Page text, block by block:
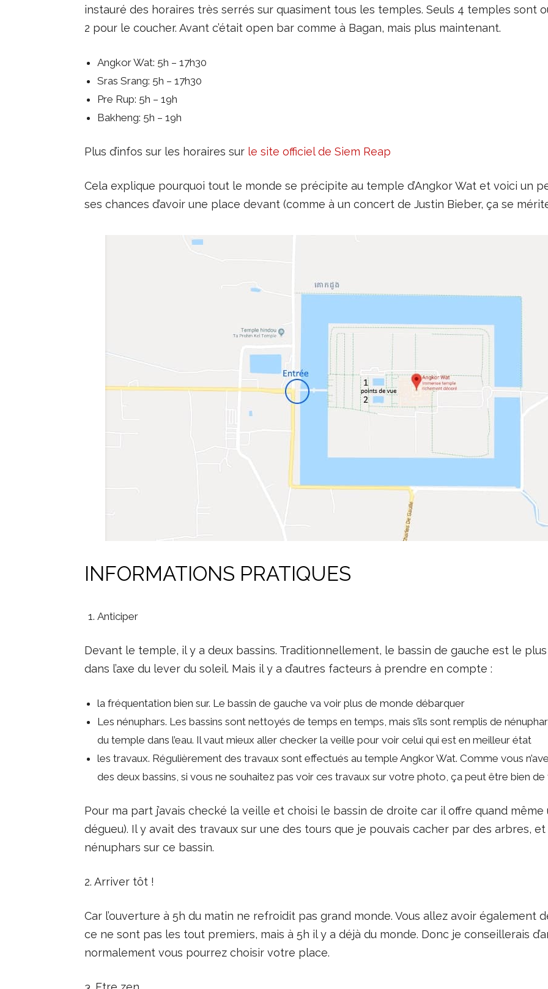
instauré des horaires très serrés sur quasiment tous les temples. Seuls 4 temples sont
2 pour le coucher. Avant c’était open bar comme à Bagan, mais plus maintenant.
Angkor Wat: 5h – 17h30
Sras Srang: 5h – 17h30
Pre Rup: 5h – 19h
Bakheng: 5h – 19h
Plus d’infos sur les horaires sur le site officiel de Siem Reap
Cela explique pourquoi tout le monde se précipite au temple d’Angkor Wat et voici un
ses chances d’avoir une place devant (comme à un concert de Justin Bieber, ça se
INFORMATIONS PRATIQUES
Anticiper
Devant le temple, il y a deux bassins. Traditionnellement, le bassin de gauche est le plus
dans l’axe du lever du soleil. Mais il y a d’autres facteurs à prendre en compte :
la fréquentation bien sur. Le bassin de gauche va voir plus de monde débarquer
Les nénuphars. Les bassins sont nettoyés de temps en temps, mais s’ils sont remplis de
du temple dans l’eau. Il vaut mieux aller checker la veille pour voir celui qui est en meilleur état
les travaux. Régulièrement des travaux sont effectués au temple Angkor Wat. Comme vous
des deux bassins, si vous ne souhaitez pas voir ces travaux sur votre photo, ça peut être bien de
Pour ma part j’avais checké la veille et choisi le bassin de droite car il offre quand
dégueu). Il y avait des travaux sur une des tours que je pouvais cacher par des arbres,
nénuphars sur ce bassin.
2. Arriver tôt !
Car l’ouverture à 5h du matin ne refroidit pas grand monde. Vous allez avoir également
ce ne sont pas les tout premiers, mais à 5h il y a déjà du monde. Donc je conseillerais
normalement vous pourrez choisir votre place.